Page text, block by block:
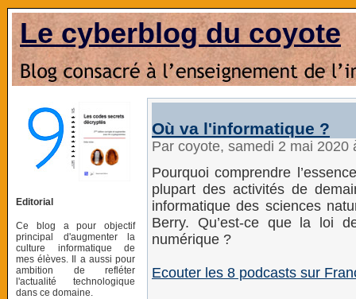
Le cyberblog du coyote
Editorial
Ce blog a pour objectif
principal d'augmenter la
culture informatique de
mes élèves. Il a aussi pour
ambition de refléter
l'actualité technologique
dans ce domaine.
Où va l'informatique ?
Par coyote, samedi 2 mai 2020
Pourquoi comprendre
plupart des activités de
informatique des sciences
Berry. Qu’est-ce que la loi
numérique ?
Ecouter les 8 podcasts sur